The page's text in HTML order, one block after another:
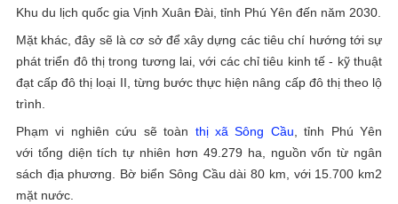
Khu du lịch quốc gia Vịnh Xuân Đài, tỉnh Phú Yên đến năm 2030.
Mặt khác, đây sẽ là cơ sở để xây dựng các tiêu chí hướng tới sự
phát triển đô thị trong tương lai, với các chỉ tiêu kinh tế - kỹ thuật
đạt cấp đô thị loại II, từng bước thực hiện nâng cấp đô thị theo lộ
trình.
Phạm vi nghiên cứu sẽ toàn thị xã Sông Cầu , tỉnh Phú Yên
với tổng diện tích tự nhiên hơn 49.279 ha, nguồn vốn từ ngân
sách địa phương. Bờ biển Sông Cầu dài 80 km, với 15.700 km2
mặt nước.